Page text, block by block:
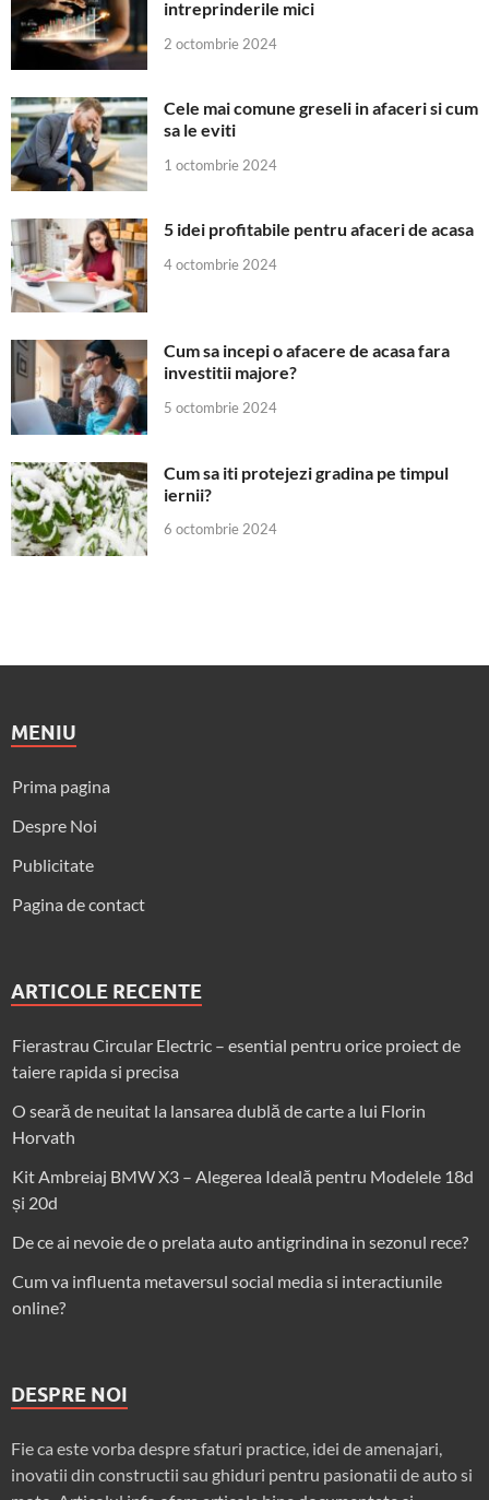
intreprinderile mici
2 octombrie 2024
Cele mai comune greseli in afaceri si cum
sa le eviti
1 octombrie 2024
5 idei profitabile pentru afaceri de acasa
4 octombrie 2024
Cum sa incepi o afacere de acasa fara
investitii majore?
5 octombrie 2024
Cum sa iti protejezi gradina pe timpul
iernii?
6 octombrie 2024
MENIU
Prima pagina
Despre Noi
Publicitate
Pagina de contact
ARTICOLE RECENTE
Fierastrau Circular Electric – esential pentru orice proiect de
taiere rapida si precisa
O seară de neuitat la lansarea dublă de carte a lui Florin
Horvath
Kit Ambreiaj BMW X3 – Alegerea Ideală pentru Modelele 18d
și 20d
De ce ai nevoie de o prelata auto antigrindina in sezonul rece?
Cum va influenta metaversul social media si interactiunile
online?
DESPRE NOI
Fie ca este vorba despre sfaturi practice, idei de amenajari,
inovatii din constructii sau ghiduri pentru pasionatii de auto si